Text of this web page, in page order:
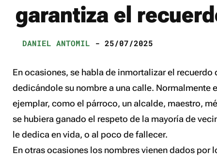
garantiza el
DANIEL ANTOMIL - 25/07/2025
En ocasiones, se habla de inmortalizar el recuerdo
dedicándole su nombre a una calle. Normalmente
ejemplar, como el párroco, un alcalde, maestro,
se hubiera ganado el respeto de la mayoría de
le dedica en vida, o al poco de fallecer.
En otras ocasiones los nombres vienen dados por